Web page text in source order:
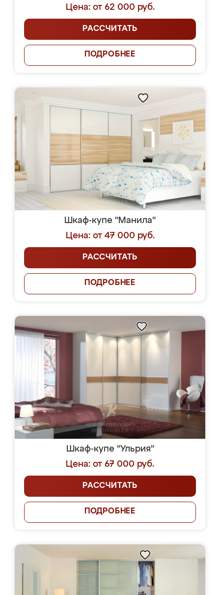
Цена: от 62 000 руб.
РАССЧИТАТЬ
ПОДРОБНЕЕ
Шкаф-купе "Манила"
Цена: от 47 000 руб.
РАССЧИТАТЬ
ПОДРОБНЕЕ
Шкаф-купе "Ульрия"
Цена: от 67 000 руб.
РАССЧИТАТЬ
ПОДРОБНЕЕ